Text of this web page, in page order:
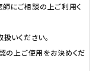
師にご相談の上ご利用く
いください。
の上ご使用をお決めくだ